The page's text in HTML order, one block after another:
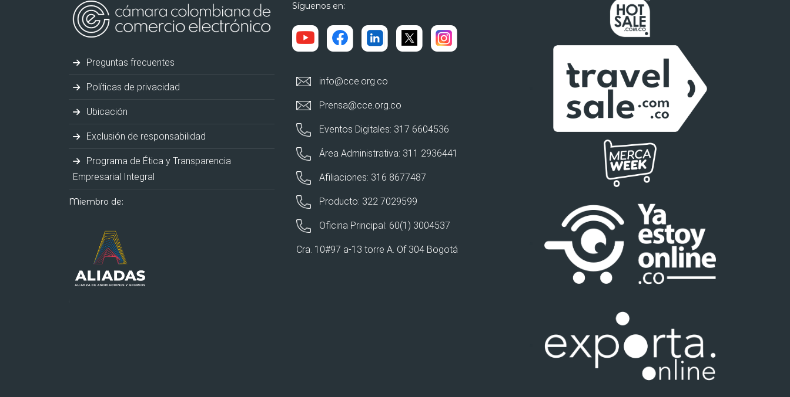
Preguntas frecuentes
Políticas de privacidad
Ubicación
Exclusión de responsabilidad
Programa de Ética y Transparencia
Empresarial Integral
Miembro de:
Síguenos en:
info@cce.org.co
Prensa@cce.org.co
Eventos Digitales: 317 6604536
Área Administrativa: 311 2936441
Afiliaciones: 316 8677487
Producto: 322 7029599
Oficina Principal: 60(1) 3004537
Cra. 10#97 a-13 torre A. Of 304 Bogotá